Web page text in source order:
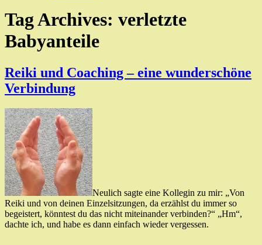
Tag Archives: verletzte
Babyanteile
Reiki und Coaching – eine wunderschöne
Verbindung
Neulich sagte eine Kollegin zu mir: „Von
Reiki und von deinen Einzelsitzungen, da erzählst du immer so
begeistert, könntest du das nicht miteinander verbinden?“ „Hm“,
dachte ich, und habe es dann einfach wieder vergessen.